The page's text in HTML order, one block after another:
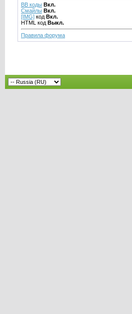
BB коды Вкл.
Смайлы Вкл.
[IMG]код Вкл.
HTML код Выкл.
Правила форума